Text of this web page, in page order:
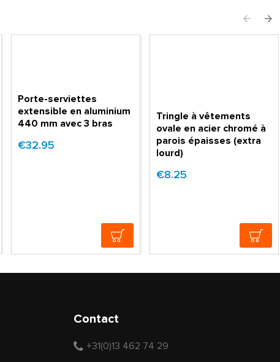
Porte-serviettes
extensible en aluminium
440 mm avec 3 bras
€32.95
Tringle à vêtements
ovale en acier chromé à
parois épaisses (extra
lourd)
€8.25
Contact
+31(0)13 462 74 29